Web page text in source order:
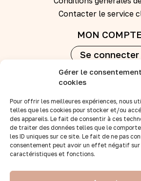
Gérer le
cookies
Pour offrir les meilleures expériences, nous
telles que les cookies pour stocker et/ou
des appareils. Le fait de consentir à ces
de traiter des données telles que le
les ID uniques sur ce site. Le fait de ne pas
consentement peut avoir un effet négatif
caractéristiques et fonctions.
Contacter le service
MON COMPTE
Se connecter
Créer un compte
REVENDEURS
Nos points de
Devenir
Accès B to B